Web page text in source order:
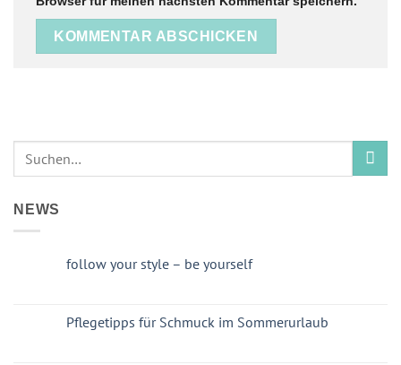
NEWS
follow your style – be yourself
Pflegetipps für Schmuck im Sommerurlaub